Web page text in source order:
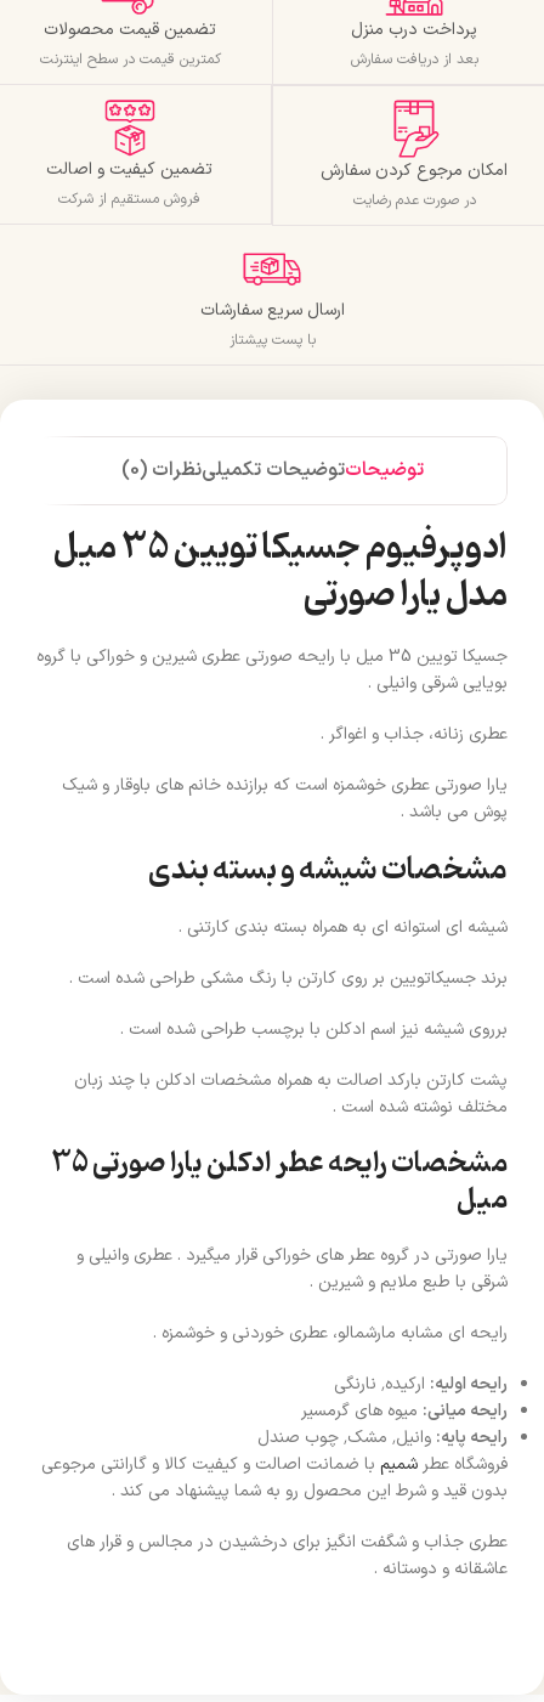
پرداخت درب منزل
بعد از دریافت سفارش
تضمین قیمت محصولات
کمترین قیمت در سطح اینترنت
امکان مرجوع کردن سفارش
در صورت عدم رضایت
تضمین کیفیت و اصالت
فروش مستقیم از شرکت
ارسال سریع سفارشات
با پست پیشتاز
توضیحاتتوضیحات تکمیلینظرات (0)
ادوپرفیوم جسیکا تویین 35 میل
مدل یارا صورتی
جسیکا تویین 35 میل با رایحه صورتی عطری شیرین و خوراکی با گروه
بویایی شرقی وانیلی .
عطری زنانه، جذاب و اغواگر .
یارا صورتی عطری خوشمزه است که برازنده خانم های باوقار و شیک
پوش می باشد .
مشخصات شیشه و بسته بندی
شیشه ای استوانه ای به همراه بسته بندی کارتنی .
برند جسیکاتویین بر روی کارتن با رنگ مشکی طراحی شده است .
برروی شیشه نیز اسم ادکلن با برچسب طراحی شده است .
پشت کارتن بارکد اصالت به همراه مشخصات ادکلن با چند زبان
مختلف نوشته شده است .
مشخصات رایحه عطر ادکلن یارا صورتی 35
میل
یارا صورتی در گروه عطر های خوراکی قرار میگیرد . عطری وانیلی و
شرقی با طبع ملایم و شیرین .
رایحه ای مشابه مارشمالو، عطری خوردنی و خوشمزه .
رایحه اولیه: ارکیده٬ نارنگی
رایحه میانی: میوه های گرمسیر
رایحه پایه: وانیل٬ مشک٬ چوب صندل
فروشگاه عطر شمیم با ضمانت اصالت و کیفیت کالا و گارانتی مرجوعی
بدون قید و شرط این محصول رو به شما پیشنهاد می کند .
عطری جذاب و شگفت انگیز برای درخشیدن در مجالس و قرار های
عاشقانه و دوستانه .